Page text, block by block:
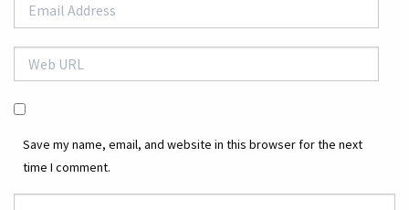
Save my name, email, and website in this browser for the next
time I comment.